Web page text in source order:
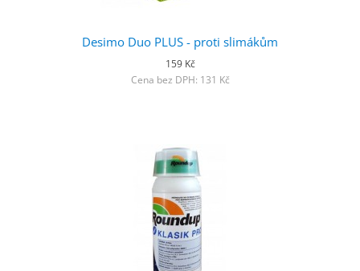
Desimo Duo PLUS - proti slimákům
159 Kč
Cena bez DPH: 131 Kč